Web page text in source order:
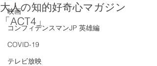
映画
コンフィデンスマンJP 英雄編
COVID-19
テレビ放映
大人の知的好奇心マガジン
「ACT4」